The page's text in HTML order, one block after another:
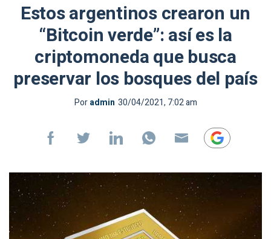
Estos argentinos crearon un
“Bitcoin verde”: así es la
criptomoneda que busca
preservar los bosques del país
Poradmin 30/04/2021, 7:02 am